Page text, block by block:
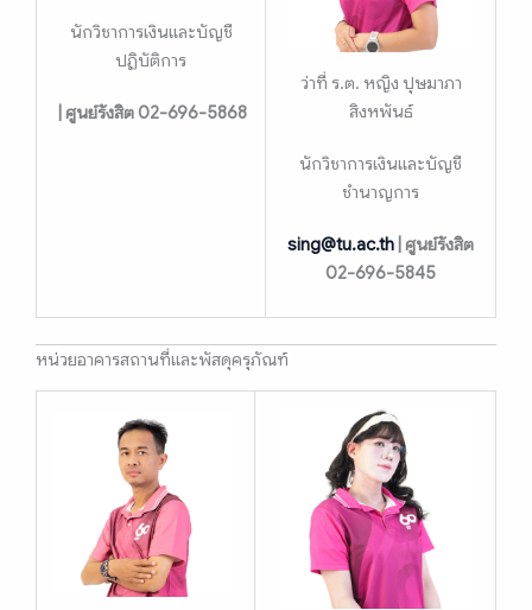
นักวิชาการเงินและบัญชี
ปฏิบัติการ
| ศูนย์รังสิต 02-696-5868
ว่าที่ ร.ต. หญิง ปุษมาภา
สิงหพันธ์
นักวิชาการเงินและบัญชี
ชำนาญการ
sing@tu.ac.th | ศูนย์รังสิต
02-696-5845
หน่วยอาคารสถานที่และพัสดุครุภัณฑ์